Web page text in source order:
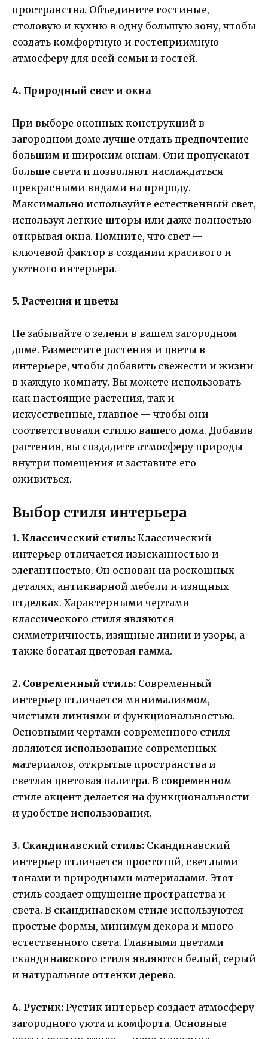
пространства. Объедините гостиные,
столовую и кухню в одну большую зону, чтобы
создать комфортную и гостеприимную
атмосферу для всей семьи и гостей.
4. Природный свет и окна
При выборе оконных конструкций в
загородном доме лучше отдать предпочтение
большим и широким окнам. Они пропускают
больше света и позволяют наслаждаться
прекрасными видами на природу.
Максимально используйте естественный свет,
используя легкие шторы или даже полностью
открывая окна. Помните, что свет —
ключевой фактор в создании красивого и
уютного интерьера.
5. Растения и цветы
Не забывайте о зелени в вашем загородном
доме. Разместите растения и цветы в
интерьере, чтобы добавить свежести и жизни
в каждую комнату. Вы можете использовать
как настоящие растения, так и
искусственные, главное — чтобы они
соответствовали стилю вашего дома. Добавив
растения, вы создадите атмосферу природы
внутри помещения и заставите его
оживиться.
Выбор стиля интерьера
1. Классический стиль: Классический
интерьер отличается изысканностью и
элегантностью. Он основан на роскошных
деталях, антикварной мебели и изящных
отделках. Характерными чертами
классического стиля являются
симметричность, изящные линии и узоры, а
также богатая цветовая гамма.
2. Современный стиль: Современный
интерьер отличается минимализмом,
чистыми линиями и функциональностью.
Основными чертами современного стиля
являются использование современных
материалов, открытые пространства и
светлая цветовая палитра. В современном
стиле акцент делается на функциональности
и удобстве использования.
3. Скандинавский стиль: Скандинавский
интерьер отличается простотой, светлыми
тонами и природными материалами. Этот
стиль создает ощущение пространства и
света. В скандинавском стиле используются
простые формы, минимум декора и много
естественного света. Главными цветами
скандинавского стиля являются белый, серый
и натуральные оттенки дерева.
4. Рустик: Рустик интерьер создает атмосферу
загородного уюта и комфорта. Основные